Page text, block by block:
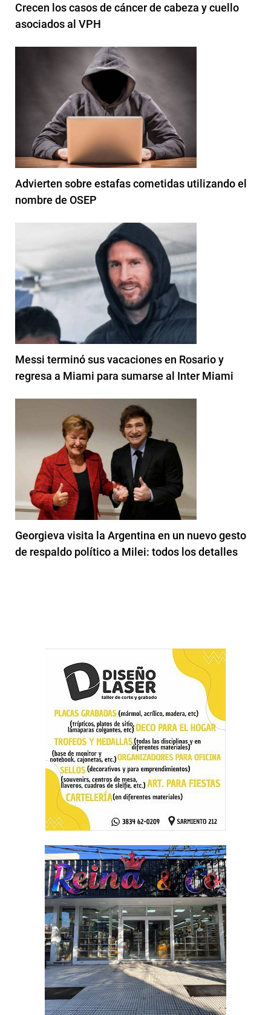
Crecen los casos de cáncer de cabeza y cuello
asociados al VPH
Advierten sobre estafas cometidas utilizando el
nombre de OSEP
Messi terminó sus vacaciones en Rosario y
regresa a Miami para sumarse al Inter Miami
Georgieva visita la Argentina en un nuevo gesto
de respaldo político a Milei: todos los detalles